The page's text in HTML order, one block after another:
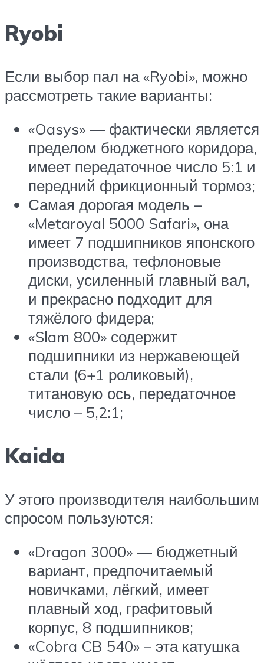
Ryobi
Если выбор пал на «Ryobi», можно
рассмотреть такие варианты:
«Oasys» — фактически является
пределом бюджетного коридора,
имеет передаточное число 5:1 и
передний фрикционный тормоз;
Самая дорогая модель –
«Metaroyal 5000 Safari», она
имеет 7 подшипников японского
производства, тефлоновые
диски, усиленный главный вал,
и прекрасно подходит для
тяжёлого фидера;
«Slam 800» содержит
подшипники из нержавеющей
стали (6+1 роликовый),
титановую ось, передаточное
число – 5,2:1;
Kaida
У этого производителя наибольшим
спросом пользуются:
«Dragon 3000» — бюджетный
вариант, предпочитаемый
новичками, лёгкий, имеет
плавный ход, графитовый
корпус, 8 подшипников;
«Cobra CB 540» – эта катушка